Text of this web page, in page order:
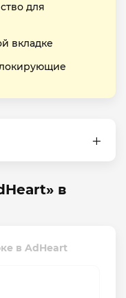
для
вкладке
в
в AdHeart